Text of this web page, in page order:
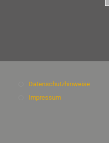
Datenschutzhinweise
Impressum